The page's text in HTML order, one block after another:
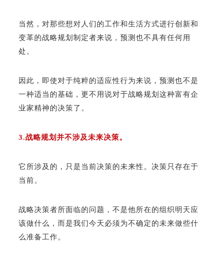
当然，对那些想对人们的工作和生活方式进行创新和
变革的战略规划制定者来说，预测也不具有任何用
处。
因此，即使对于纯粹的适应性行为来说，预测也不是
一种适当的基础，更不用说对于战略规划这种富有企
业家精神的决策了。
3.战略规划并不涉及未来决策。
它所涉及的，只是当前决策的未来性。决策只存在于
当前。
战略决策者所面临的问题，不是他所在的组织明天应
该做什么，而是我们今天必须为不确定的未来做些什
么准备工作。